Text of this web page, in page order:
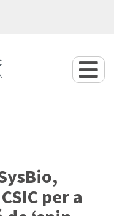
per a